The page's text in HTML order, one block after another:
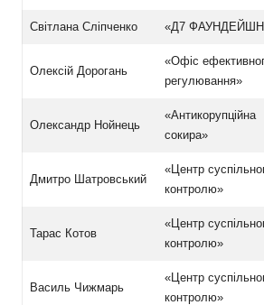
Світлана Сліпченко «Д7
Олексій Дорогань
«Офіс
регулювання»
Олександр Нойнець
«Антикорупційна
сокира»
Дмитро Шатровський
«Центр
контролю»
Тарас Котов
«Центр
контролю»
Василь Чижмарь
«Центр
контролю»